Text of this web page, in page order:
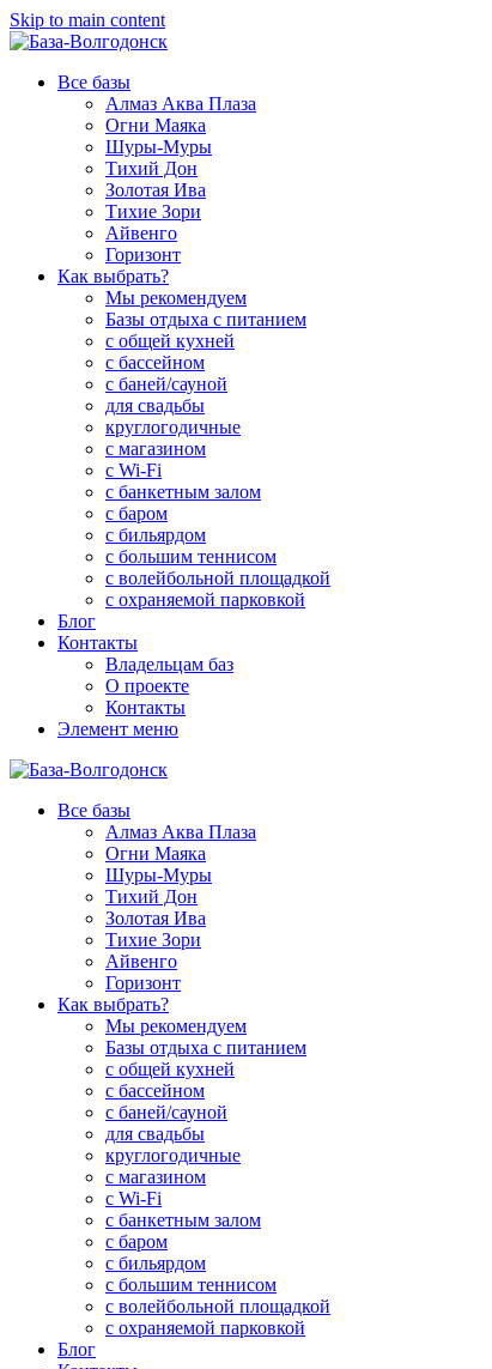
Skip to main content
Все базы
Алмаз Аква Плаза
Огни Маяка
Шуры-Муры
Тихий Дон
Золотая Ива
Тихие Зори
Айвенго
Горизонт
Как выбрать?
Мы рекомендуем
Базы отдыха с питанием
с общей кухней
с бассейном
с баней/сауной
для свадьбы
круглогодичные
с магазином
с Wi-Fi
с банкетным залом
с баром
с бильярдом
с большим теннисом
с волейбольной площадкой
с охраняемой парковкой
Блог
Контакты
Владельцам баз
О проекте
Контакты
Элемент меню
Все базы
Алмаз Аква Плаза
Огни Маяка
Шуры-Муры
Тихий Дон
Золотая Ива
Тихие Зори
Айвенго
Горизонт
Как выбрать?
Мы рекомендуем
Базы отдыха с питанием
с общей кухней
с бассейном
с баней/сауной
для свадьбы
круглогодичные
с магазином
с Wi-Fi
с банкетным залом
с баром
с бильярдом
с большим теннисом
с волейбольной площадкой
с охраняемой парковкой
Блог